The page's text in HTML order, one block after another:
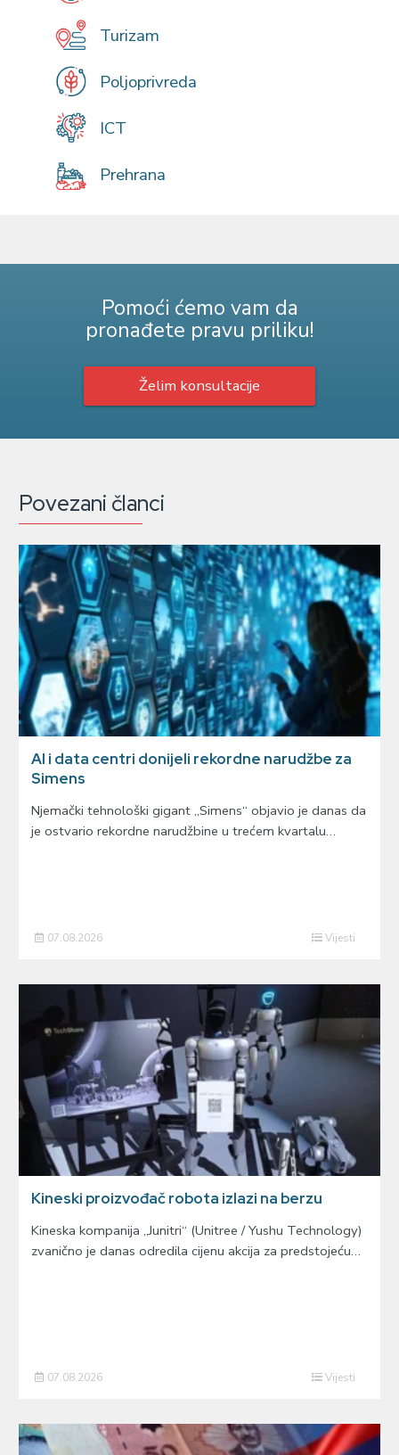
Turizam
Poljoprivreda
ICT
Prehrana
Pomoći ćemo vam da
pronađete pravu priliku!
Želim konsultacije
Povezani članci
AI i data centri donijeli rekordne narudžbe za
Simens
Njemački tehnološki gigant „Simens“ objavio je danas da
je ostvario rekordne narudžbine u trećem kvartalu…
07.08.2026 Vijesti
Kineski proizvođač robota izlazi na berzu
Kineska kompanija „Junitri“ (Unitree / Yushu Technology)
zvanično je danas odredila cijenu akcija za predstojeću…
07.08.2026 Vijesti